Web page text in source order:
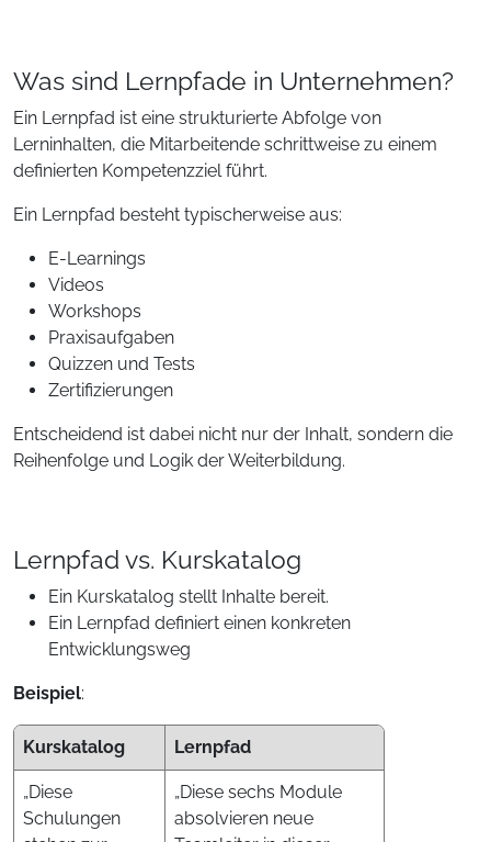
Was sind Lernpfade in Unternehmen?
Ein Lernpfad ist eine strukturierte Abfolge von
Lerninhalten, die Mitarbeitende schrittweise zu einem
definierten Kompetenzziel führt.
Ein Lernpfad besteht typischerweise aus:
E-Learnings
Videos
Workshops
Praxisaufgaben
Quizzen und Tests
Zertifizierungen
Entscheidend ist dabei nicht nur der Inhalt, sondern die
Reihenfolge und Logik der Weiterbildung.
Lernpfad vs. Kurskatalog
Ein Kurskatalog stellt Inhalte bereit.
Ein Lernpfad definiert einen konkreten
Entwicklungsweg
Beispiel:
Kurskatalog Lernpfad
„Diese
Schulungen
„Diese sechs Module
absolvieren neue